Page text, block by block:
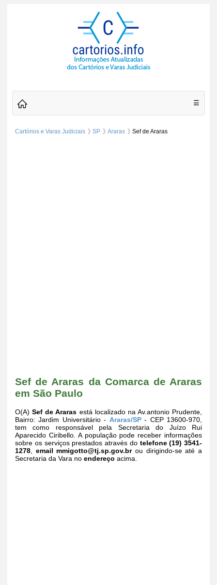
☰
Cartórios e Varas Judiciais SP Araras Sef de Araras
Sef de Araras da Comarca de Araras
em São Paulo
O(A)Sef de Araras está localizado na Av.antonio Prudente,
Bairro: Jardim Universitário - Araras/SP- CEP 13600-970,
tem como responsável pela Secretaria do Juízo Rui
Aparecido Ciribello. A população pode receber informações
sobre os serviços prestados através do telefone (19) 3541-
1278
email mmigotto@tj.sp.gov.brou dirigindo-se até a
Secretaria da Vara no endereço acima.